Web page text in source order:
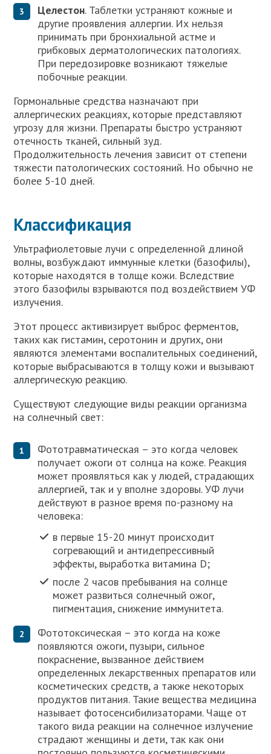
Целестон. Таблетки устраняют кожные и
другие проявления аллергии. Их нельзя
принимать при бронхиальной астме и
грибковых дерматологических патологиях.
При передозировке возникают тяжелые
побочные реакции.
Гормональные средства назначают при
аллергических реакциях, которые представляют
угрозу для жизни. Препараты быстро устраняют
отечность тканей, сильный зуд.
Продолжительность лечения зависит от степени
тяжести патологических состояний. Но обычно не
более 5-10 дней.
Классификация
Ультрафиолетовые лучи с определенной длиной
волны, возбуждают иммунные клетки (базофилы),
которые находятся в толще кожи. Вследствие
этого базофилы взрываются под воздействием УФ
излучения.
Этот процесс активизирует выброс ферментов,
таких как гистамин, серотонин и других, они
являются элементами воспалительных соединений,
которые выбрасываются в толщу кожи и вызывают
аллергическую реакцию.
Существуют следующие виды реакции организма
на солнечный свет:
Фототравматическая – это когда человек
получает ожоги от солнца на коже. Реакция
может проявляться как у людей, страдающих
аллергией, так и у вполне здоровы. УФ лучи
действуют в разное время по-разному на
человека:
в первые 15-20 минут происходит
согревающий и антидепрессивный
эффекты, выработка витамина D;
после 2 часов пребывания на солнце
может развиться солнечный ожог,
пигментация, снижение иммунитета.
Фототоксическая – это когда на коже
появляются ожоги, пузыри, сильное
покраснение, вызванное действием
определенных лекарственных препаратов или
косметических средств, а также некоторых
продуктов питания. Такие вещества медицина
называет фотосенсибилизаторами. Чаще от
такого вида реакции на солнечное излучение
страдают женщины и дети, так как они